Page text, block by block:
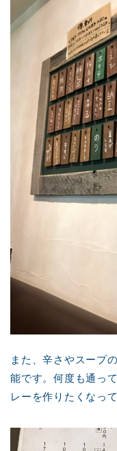
また、辛さやスープ
能です。何度も通っ
レーを作りたくなっ